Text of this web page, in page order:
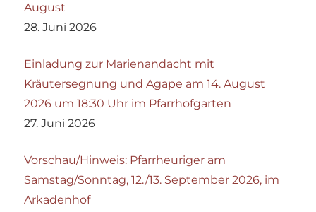
August
28. Juni 2026
Einladung zur Marienandacht mit
Kräutersegnung und Agape am 14. August
2026 um 18:30 Uhr im Pfarrhofgarten
27. Juni 2026
Vorschau/Hinweis: Pfarrheuriger am
Samstag/Sonntag, 12./13. September 2026, im
Arkadenhof